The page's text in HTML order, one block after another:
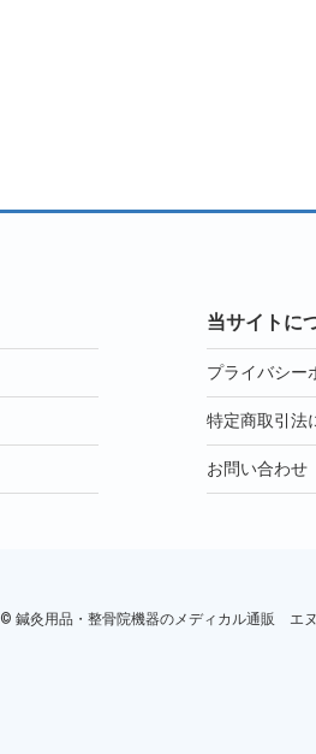
当サイトに
プライバシー
特定商取引法
お問い合わせ
© 鍼灸用品・整骨院機器のメディカル通販 エ